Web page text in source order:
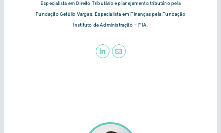
Especialista em Direito Tributário e planejamento tributário pela
Fundação Getúlio Vargas. Especialista em Finanças pela Fundação
Instituto de Administração – FIA.